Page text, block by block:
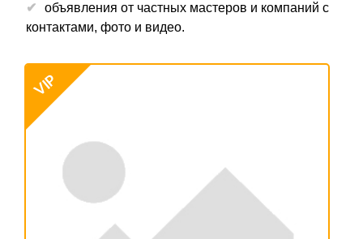
объявления от частных мастеров и компаний с
контактами, фото и видео.
VIP